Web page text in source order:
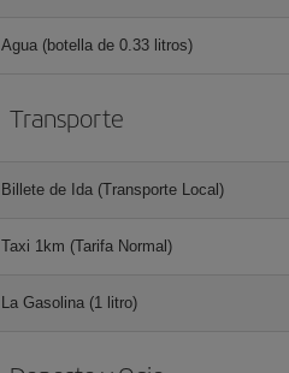
Agua (botella de 0.33 litros)
Transporte
Billete de Ida (Transporte Local)
Taxi 1km (Tarifa Normal)
La Gasolina (1 litro)